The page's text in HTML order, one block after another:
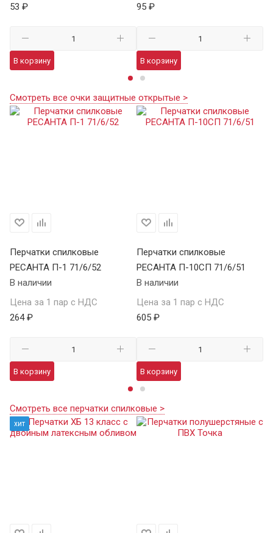
53 ₽
В корзину
95 ₽
В корзину
Смотреть все очки защитные открытые >
Перчатки спилковые
РЕСАНТА П-1 71/6/52
В наличии
Цена за 1 пар с НДС
264 ₽
В корзину
Перчатки спилковые
РЕСАНТА П-10СП 71/6/51
В наличии
Цена за 1 пар с НДС
605 ₽
В корзину
Смотреть все перчатки спилковые >
хит